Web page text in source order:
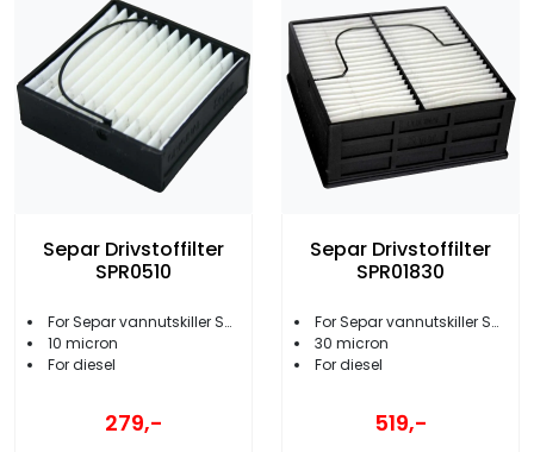
Separ Drivstoffilter
SPR0510
For Separ vannutskiller SWK-2000/5
10 micron
For diesel
279,-
Separ Drivstoffilter
SPR01830
For Separ vannutskiller SWK-2000/18 og SWK-2000/130
30 micron
For diesel
519,-